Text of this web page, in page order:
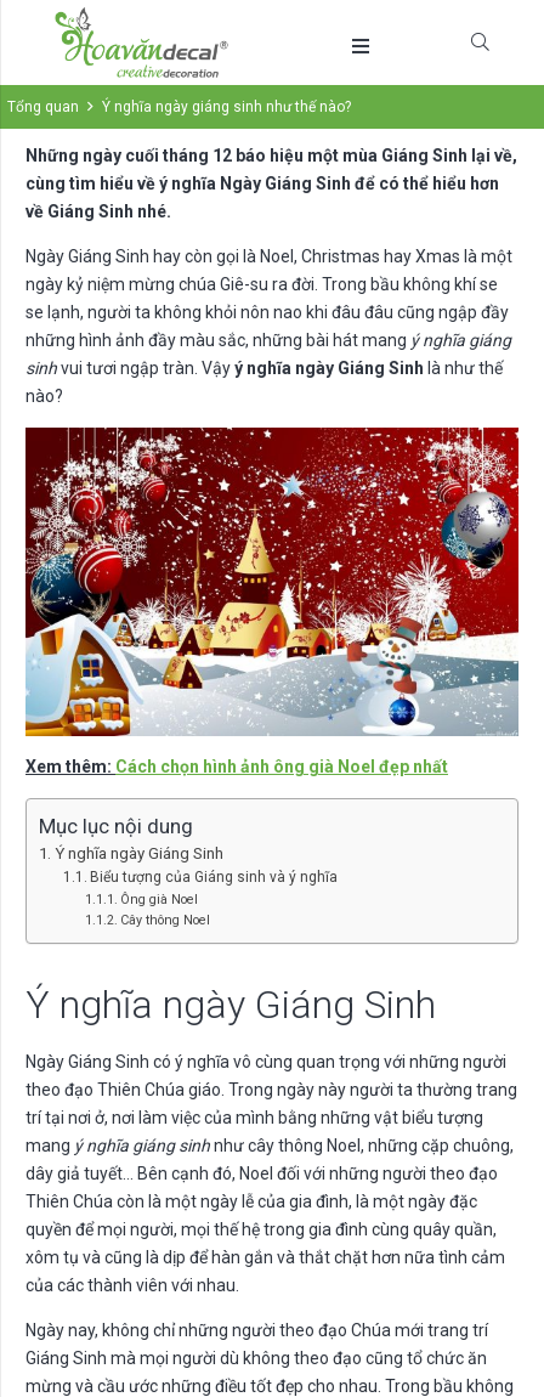
Tổng quan Ý nghĩa ngày giáng sinh như thế nào?
Những ngày cuối tháng 12 báo hiệu một mùa Giáng Sinh lại về,
cùng tìm hiểu về ý nghĩa Ngày Giáng Sinh để có thể hiểu hơn
về Giáng Sinh nhé.
Ngày Giáng Sinh hay còn gọi là Noel, Christmas hay Xmas là một
ngày kỷ niệm mừng chúa Giê-su ra đời. Trong bầu không khí se
se lạnh, người ta không khỏi nôn nao khi đâu đâu cũng ngập đầy
những hình ảnh đầy màu sắc, những bài hát mang ý nghĩa giáng
sinhvui tươi ngập tràn. Vậyý nghĩa ngày Giáng Sinh là như thế
nào?
Xem thêm: Cách chọn hình ảnh ông già Noel đẹp nhất
Mục lục nội dung
Ý nghĩa ngày Giáng Sinh
Biểu tượng của Giáng sinh và ý nghĩa
Ông già Noel
Cây thông Noel
Ý nghĩa ngày Giáng Sinh
Ngày Giáng Sinh có ý nghĩa vô cùng quan trọng với những người
theo đạo Thiên Chúa giáo. Trong ngày này người ta thường trang
trí tại nơi ở, nơi làm việc của mình bằng những vật biểu tượng
mang ý nghĩa giáng sinhnhư cây thông Noel, những cặp chuông,
dây giả tuyết… Bên cạnh đó, Noel đối với những người theo đạo
Thiên Chúa còn là một ngày lễ của gia đình, là một ngày đặc
quyền để mọi người, mọi thế hệ trong gia đình cùng quây quần,
xôm tụ và cũng là dịp để hàn gắn và thắt chặt hơn nữa tình cảm
của các thành viên với nhau.
Ngày nay, không chỉ những người theo đạo Chúa mới trang trí
Giáng Sinh mà mọi người dù không theo đạo cũng tổ chức ăn
mừng và cầu ước những điều tốt đẹp cho nhau. Trong bầu không